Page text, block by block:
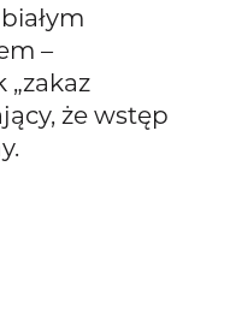
–
że wstęp